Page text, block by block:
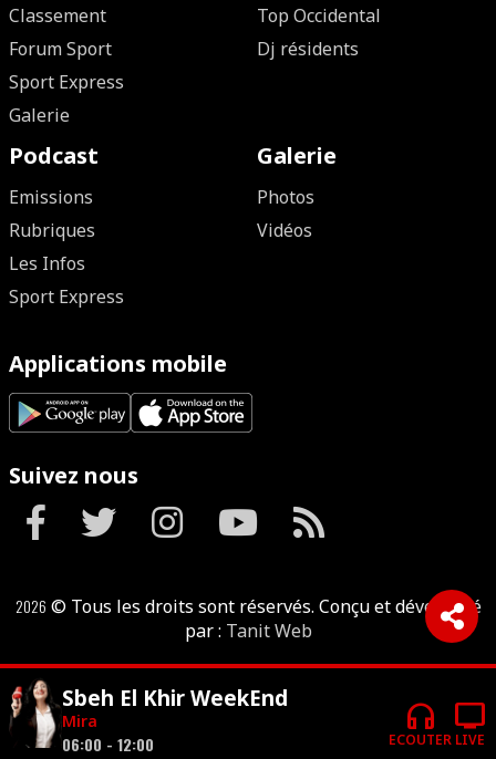
Classement
Forum Sport
Sport Express
Galerie
Top Occidental
Dj résidents
Podcast
Emissions
Rubriques
Les Infos
Sport Express
Galerie
Photos
Vidéos
Applications mobile
Suivez nous
2026 © Tous les droits sont réservés. Conçu et développé
par : Tanit Web
Sbeh El Khir WeekEnd
Mira
06:00 - 12:00
headphones
ECOUTER
tv
LIVE